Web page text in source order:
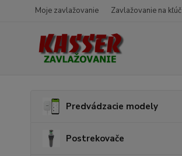
Moje zavlažovanie Zavlažovanie na kľúč
Predvádzacie modely
Postrekovače